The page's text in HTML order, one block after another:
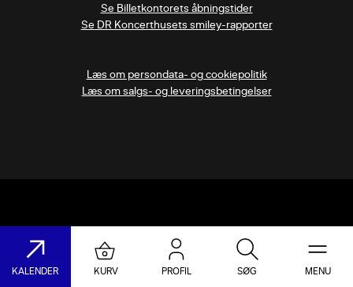
KALENDER KURV PROFIL SØG MENU
Se Billetkontorets åbningstider
Se DR Koncerthusets smiley-rapporter
Læs om persondata- og cookiepolitik
Læs om salgs- og leveringsbetingelser